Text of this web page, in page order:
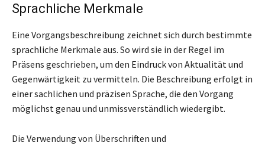
Sprachliche Merkmale
Eine Vorgangsbeschreibung zeichnet sich durch bestimmte
sprachliche Merkmale aus. So wird sie in der Regel im
Präsens geschrieben, um den Eindruck von Aktualität und
Gegenwärtigkeit zu vermitteln. Die Beschreibung erfolgt in
einer sachlichen und präzisen Sprache, die den Vorgang
möglichst genau und unmissverständlich wiedergibt.
Die Verwendung von Überschriften und